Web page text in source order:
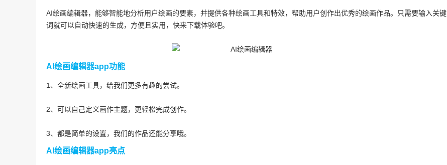
AI绘画编辑器，能够智能地分析用户绘画的要素，并提供各种绘画工具和特效，帮助用户创作出优秀的绘画作品。只需要输入关键
词就可以自动快速的生成，方便且实用，快来下载体验吧。
AI绘画编辑器app功能
1、全新绘画工具，给我们更多有趣的尝试。
2、可以自己定义画作主题，更轻松完成创作。
3、都是简单的设置，我们的作品还能分享哦。
AI绘画编辑器app亮点